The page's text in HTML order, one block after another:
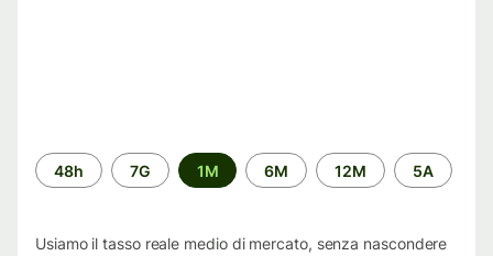
Periodo
di
48h 7G 1M 6M 12M 5A
Usiamo il tasso reale medio di mercato, senza nascondere